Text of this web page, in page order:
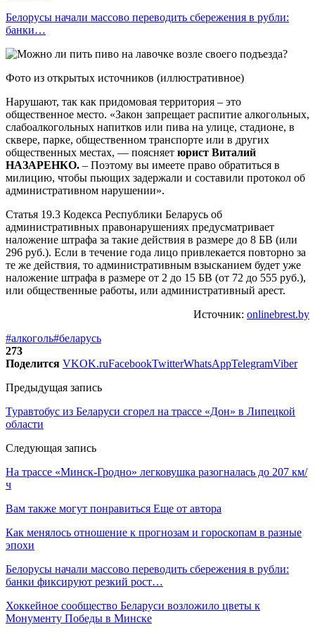
Белорусы начали массово переводить сбережения в рубли:
банки…
Фото из открытых источников (иллюстративное)
Нарушают, так как придомовая территория – это
общественное место. «Закон запрещает распитие алкогольных,
слабоалкогольных напитков или пива на улице, стадионе, в
сквере, парке, общественном транспорте или в других
общественных местах, — поясняет юрист Виталий
НАЗАРЕНКО. – Поэтому вы имеете право обратиться в
милицию, чтобы пьющих задержали и составили протокол об
административном нарушении».
Статья 19.3 Кодекса Республики Беларусь об
административных правонарушениях предусматривает
наложение штрафа за такие действия в размере до 8 БВ (или
296 руб.). Если в течение года лицо привлекается повторно за
те же действия, то административным взысканием будет уже
наложение штрафа в размере от 2 до 15 БВ (от 72 до 555 руб.),
или общественные работы, или административный арест.
Источник: onlinebrest.by
#алкоголь#беларусь
273
Поделится VKOK.ruFacebookTwitterWhatsAppTelegramViber
Предыдущая запись
Туравтобус из Беларуси сгорел на трассе «Дон» в Липецкой
области
Следующая запись
На трассе «Минск-Гродно» легковушка разогналась до 207 км/
ч
Вам также могут понравиться Еще от автора
Как менялось отношение к прогнозам и гороскопам в разные
эпохи
Белорусы начали массово переводить сбережения в рубли:
банки фиксируют резкий рост…
Хоккейное сообщество Беларуси возложило цветы к
Монументу Победы в Минске